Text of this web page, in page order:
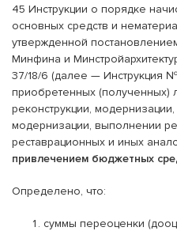
45 Инструкции о порядке
основных средств и
утвержденной
Минфина и
37/18/6 (далее — Инструкция
приобретенных (полученных)
реконструкции,
модернизации, выполнении
реставрационных и иных
привлечением бюджетных
Определено, что:
суммы переоценки